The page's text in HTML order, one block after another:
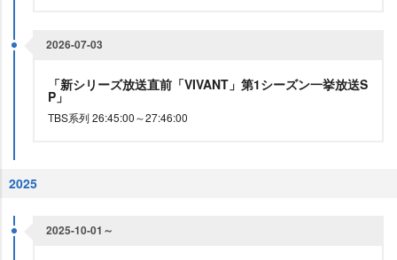
2026-07-03
「新シリーズ放送直前「VIVANT」第1シーズン一挙放送S
P」
TBS系列 26:45:00～27:46:00
2025
2025-10-01～